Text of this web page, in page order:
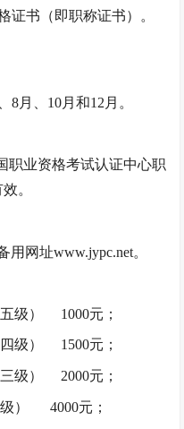
证书（即职称证书）。
8月、10月和12月。
职业资格考试认证中心职
。
用网址www.jypc.net。
级） 1000元；
级） 1500元；
级） 2000元；
） 4000元；